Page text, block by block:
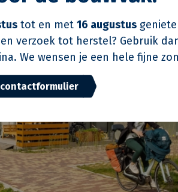
tot en met 16 augustus
verzoek tot herstel? Gebruik
We wensen je een hele fijne